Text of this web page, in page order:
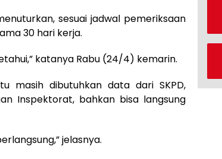
sesuai jadwal pemeriksaan
30 hari kerja.
katanya Rabu (24/4) kemarin.
masih dibutuhkan data dari SKPD,
Inspektorat, bahkan bisa langsung
jelasnya.